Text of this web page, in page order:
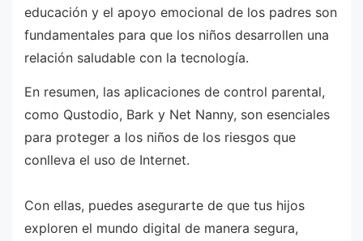
educación y el apoyo emocional de los padres son
fundamentales para que los niños desarrollen una
relación saludable con la tecnología.
En resumen, las aplicaciones de control parental,
como Qustodio, Bark y Net Nanny, son esenciales
para proteger a los niños de los riesgos que
conlleva el uso de Internet.
Con ellas, puedes asegurarte de que tus hijos
exploren el mundo digital de manera segura,